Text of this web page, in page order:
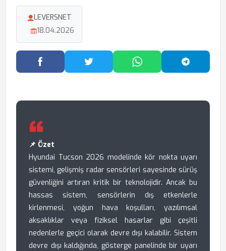
LEVERSNET
18.04.2026
Facebook'ta PaylaşTwitter'da PaylaşWhatsApp'ta Paylaş
📌 Özet
Hyundai Tucson 2026 modelinde kör nokta uyarı
sistemi, gelişmiş radar sensörleri sayesinde sürüş
güvenliğini artıran kritik bir teknolojidir. Ancak bu
hassas sistem, sensörlerin dış etkenlerle
kirlenmesi, yoğun hava koşulları, yazılımsal
aksaklıklar veya fiziksel hasarlar gibi çeşitli
nedenlerle geçici olarak devre dışı kalabilir. Sistem
devre dışı kaldığında, gösterge panelinde bir uyarı